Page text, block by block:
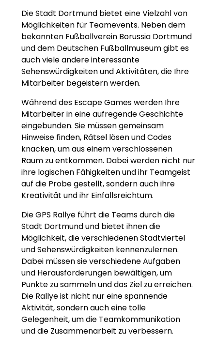
Die Stadt Dortmund bietet eine Vielzahl von
Möglichkeiten für Teamevents. Neben dem
bekannten Fußballverein Borussia Dortmund
und dem Deutschen Fußballmuseum gibt es
auch viele andere interessante
Sehenswürdigkeiten und Aktivitäten, die Ihre
Mitarbeiter begeistern werden.
Während des Escape Games werden Ihre
Mitarbeiter in eine aufregende Geschichte
eingebunden. Sie müssen gemeinsam
Hinweise finden, Rätsel lösen und Codes
knacken, um aus einem verschlossenen
Raum zu entkommen. Dabei werden nicht nur
ihre logischen Fähigkeiten und ihr Teamgeist
auf die Probe gestellt, sondern auch ihre
Kreativität und ihr Einfallsreichtum.
Die GPS Rallye führt die Teams durch die
Stadt Dortmund und bietet ihnen die
Möglichkeit, die verschiedenen Stadtviertel
und Sehenswürdigkeiten kennenzulernen.
Dabei müssen sie verschiedene Aufgaben
und Herausforderungen bewältigen, um
Punkte zu sammeln und das Ziel zu erreichen.
Die Rallye ist nicht nur eine spannende
Aktivität, sondern auch eine tolle
Gelegenheit, um die Teamkommunikation
und die Zusammenarbeit zu verbessern.